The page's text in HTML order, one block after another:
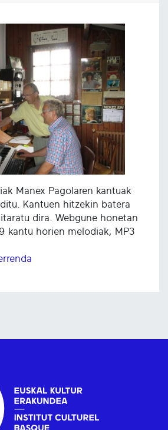
Manex Pagolaren kantuak
Kantuen hitzekin batera
dira. Webgune honetan
kantu horien melodiak, MP3